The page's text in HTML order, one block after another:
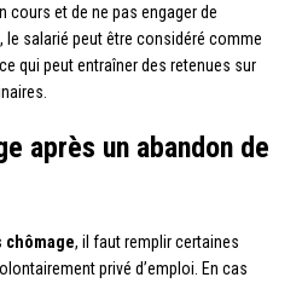
et de ne pas engager de
salarié peut être considéré comme
qui peut entraîner des retenues sur
après un abandon de
chômage, il faut remplir certaines
privé d’emploi. En cas